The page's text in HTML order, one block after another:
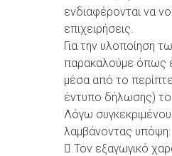
ενδιαφέρονται να
επιχειρήσεις.
Για την υλοποίηση
παρακαλούμε όπως
μέσα από το
έντυπο δήλωσης) το
Λόγω
λαμβάνοντας υπόψη:
 Τον εξαγωγικό